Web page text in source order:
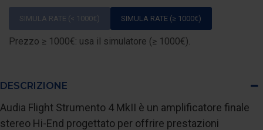
SIMULA RATE (< 1000€) SIMULA RATE (≥ 1000€)
Prezzo ≥ 1000€: usa il simulatore (≥ 1000€).
DESCRIZIONE
Audia Flight Strumento 4 MkII è un amplificatore finale
stereo Hi-End progettato per offrire prestazioni